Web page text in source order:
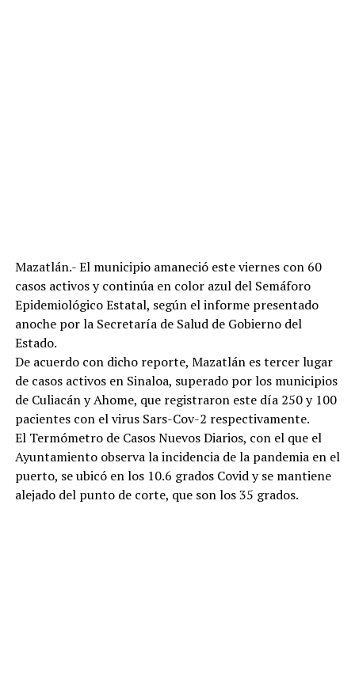
Mazatlán.- El municipio amaneció este viernes con 60
casos activos y continúa en color azul del Semáforo
Epidemiológico Estatal, según el informe presentado
anoche por la Secretaría de Salud de Gobierno del
Estado.
De acuerdo con dicho reporte, Mazatlán es tercer lugar
de casos activos en Sinaloa, superado por los municipios
de Culiacán y Ahome, que registraron este día 250 y 100
pacientes con el virus Sars-Cov-2 respectivamente.
El Termómetro de Casos Nuevos Diarios, con el que el
Ayuntamiento observa la incidencia de la pandemia en el
puerto, se ubicó en los 10.6 grados Covid y se mantiene
alejado del punto de corte, que son los 35 grados.